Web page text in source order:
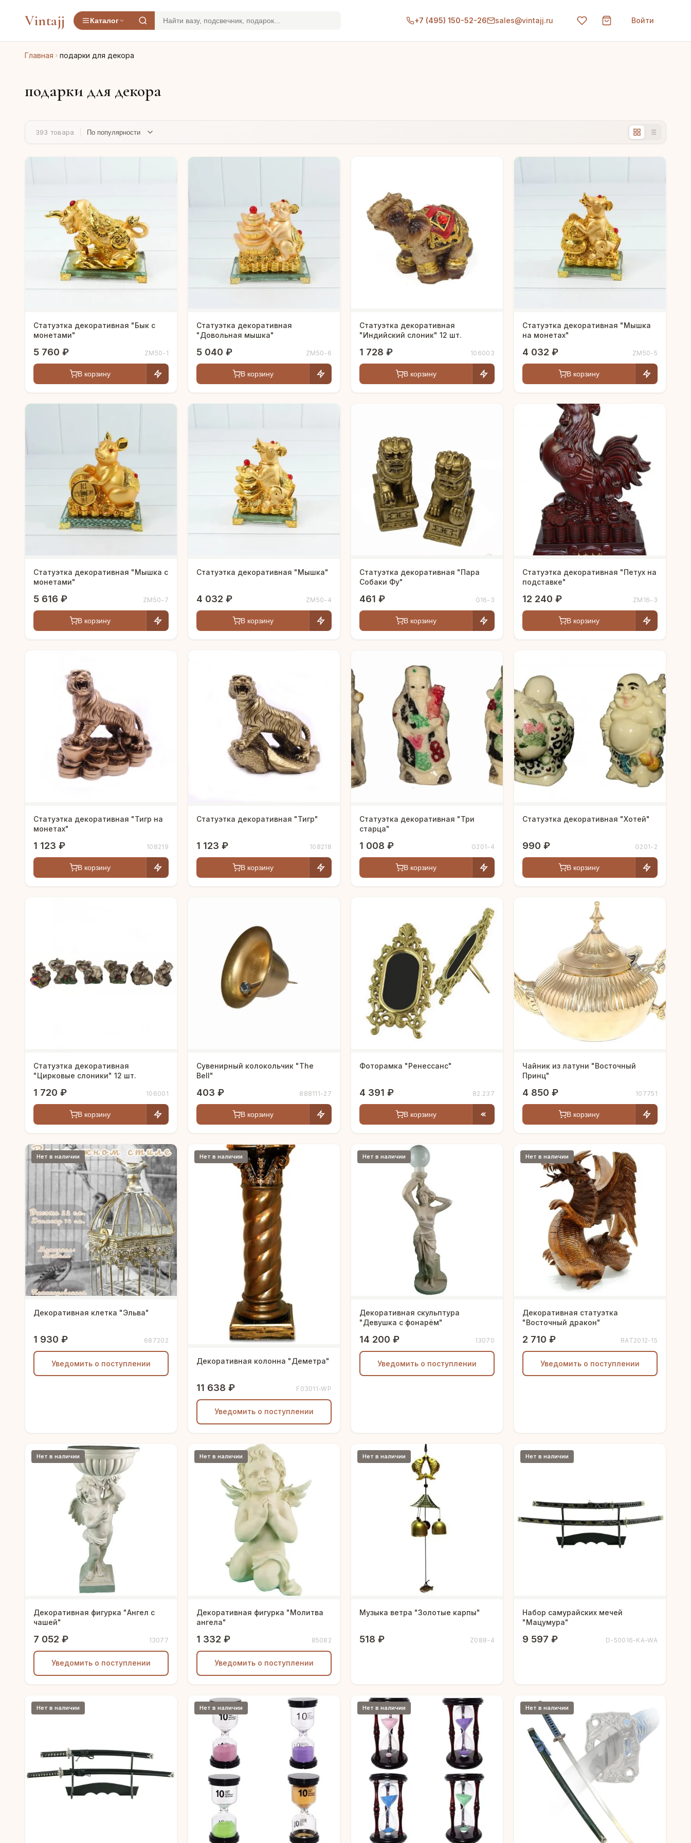
Vintajj Каталог +7 (495) 150-52-26 sales@vintajj.ru Войти
Главная подарки для декора
подарки для декора
393 товара
Статуэтка декоративная "Бык с
монетами"
5 760 ₽ ZM50-1
В корзину
Статуэтка декоративная
"Довольная мышка"
5 040 ₽ ZM50-6
В корзину
Статуэтка декоративная
"Индийский слоник" 12 шт.
1 728 ₽ 106003
В корзину
Статуэтка декоративная "Мышка
на монетах"
4 032 ₽ ZM50-5
В корзину
Статуэтка декоративная "Мышка с
монетами"
5 616 ₽ ZM50-7
В корзину
Статуэтка декоративная "Мышка"
4 032 ₽ ZM50-4
В корзину
Статуэтка декоративная "Пара
Собаки Фу"
461 ₽ G16-3
В корзину
Статуэтка декоративная "Петух на
подставке"
12 240 ₽ ZM16-3
В корзину
Статуэтка декоративная "Тигр на
монетах"
1 123 ₽ 108219
В корзину
Статуэтка декоративная "Тигр"
1 123 ₽ 108218
В корзину
Статуэтка декоративная "Три
старца"
1 008 ₽ G201-4
В корзину
Статуэтка декоративная "Хотей"
990 ₽ G201-2
В корзину
Статуэтка декоративная
"Цирковые слоники" 12 шт.
1 720 ₽ 106001
В корзину
Сувенирный колокольчик "The
Bell"
403 ₽ 888111-27
В корзину
Фоторамка "Ренессанс"
4 391 ₽ 82.237
В корзину
Чайник из латуни "Восточный
Принц"
4 850 ₽ 107751
В корзину
Нет в наличии
Декоративная клетка "Эльва"
1 930 ₽ 687202
Уведомить о поступлении
Нет в наличии
Декоративная колонна "Деметра"
11 638 ₽ F03011-WP
Уведомить о поступлении
Нет в наличии
Декоративная скульптура
"Девушка с фонарём"
14 200 ₽ 13070
Уведомить о поступлении
Нет в наличии
Декоративная статуэтка
"Восточный дракон"
2 710 ₽ RAT2012-15
Уведомить о поступлении
Нет в наличии
Декоративная фигурка "Ангел с
чашей"
7 052 ₽ 13077
Уведомить о поступлении
Нет в наличии
Декоративная фигурка "Молитва
ангела"
1 332 ₽ 85082
Уведомить о поступлении
Нет в наличии
Музыка ветра "Золотые карпы"
518 ₽ Z088-4
Нет в наличии
Набор самурайских мечей
"Мацумура"
9 597 ₽ D-50016-KA-WA
Нет в наличии Нет в наличии Нет в наличии Нет в наличии